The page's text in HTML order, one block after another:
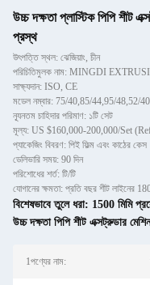
উচ্চ দক্ষতা প্লাস্টিক পিপি শীট
প্রস্থ
উৎপত্তি স্থল: ঝেজিয়াং, চীন
পরিচিতিমুলক নাম: MINGDI
সাক্ষ্যদান: ISO, CE
মডেল নম্বার: 75/40,85/44,95/48,52/40
ন্যূনতম চাহিদার পরিমাণ: ১টি সেট
মূল্য: US $160,000-200,000/Set
প্যাকেজিং বিবরণ: পিই ফিল্ম এবং কাঠের কেস
ডেলিভারি সময়: 90 দিন
পরিশোধের শর্ত: টি/টি
যোগানের ক্ষমতা: প্রতি বছর শীট লাইনের
বিশেষভাবে তুলে ধরা: 1500 মিমি
উচ্চ দক্ষতা পিপি শীট এক্সট্রুডার মেশিন
1পণ্যের নাম: